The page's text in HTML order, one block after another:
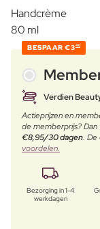
Handcrème
80 ml
BESPAAR €340
Verdien
Actieprijzen en
de memberprijs?
€8,95/30 dagen. De
voordelen.
Bezorging in 1-4
werkdagen